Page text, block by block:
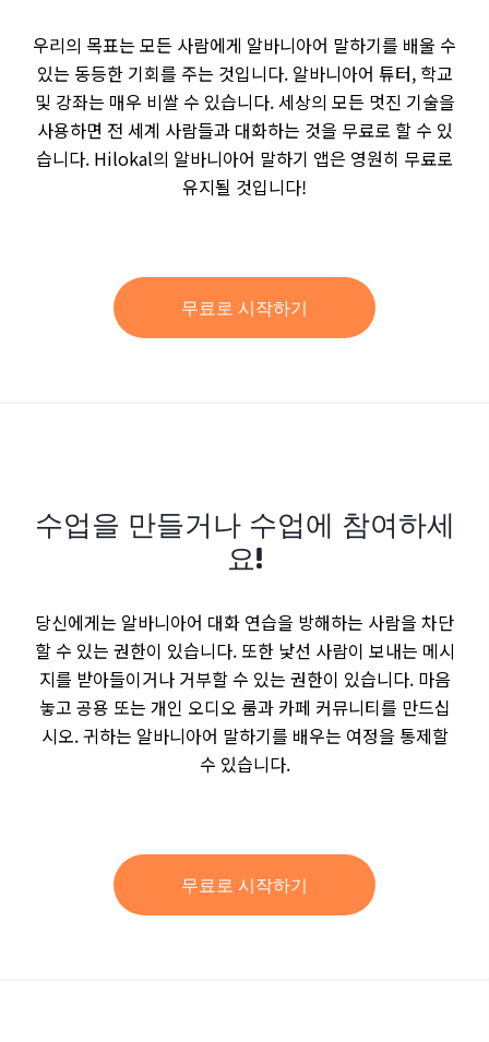
우리의 목표는 모든 사람에게 알바니아어 말하기를 배울 수
있는 동등한 기회를 주는 것입니다. 알바니아어 튜터, 학교
및 강좌는 매우 비쌀 수 있습니다. 세상의 모든 멋진 기술을
사용하면 전 세계 사람들과 대화하는 것을 무료로 할 수 있
습니다. Hilokal의 알바니아어 말하기 앱은 영원히 무료로
유지될 것입니다!
무료로 시작하기
수업을 만들거나 수업에 참여하세
요!
당신에게는 알바니아어 대화 연습을 방해하는 사람을 차단
할 수 있는 권한이 있습니다. 또한 낯선 사람이 보내는 메시
지를 받아들이거나 거부할 수 있는 권한이 있습니다. 마음
놓고 공용 또는 개인 오디오 룸과 카페 커뮤니티를 만드십
시오. 귀하는 알바니아어 말하기를 배우는 여정을 통제할
수 있습니다.
무료로 시작하기